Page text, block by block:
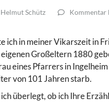
Helmut Schütz Kommentar
ich in meiner Vikarszeit in
Großeltern 1880
eines Pfarrers in
von 101 Jahren starb.
überlegt, ob ich Ihre